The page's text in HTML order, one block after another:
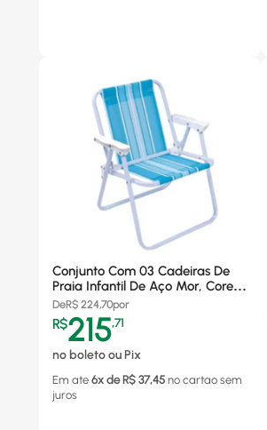
Conjunto Com 03 Cadeiras De
Praia Infantil De Aço Mor, Cores
Sortidas - 2009
DeR$ 224,70por
R$215,71
no boleto ou Pix
Em ate 6x de R$ 37,45 no cartao sem
juros